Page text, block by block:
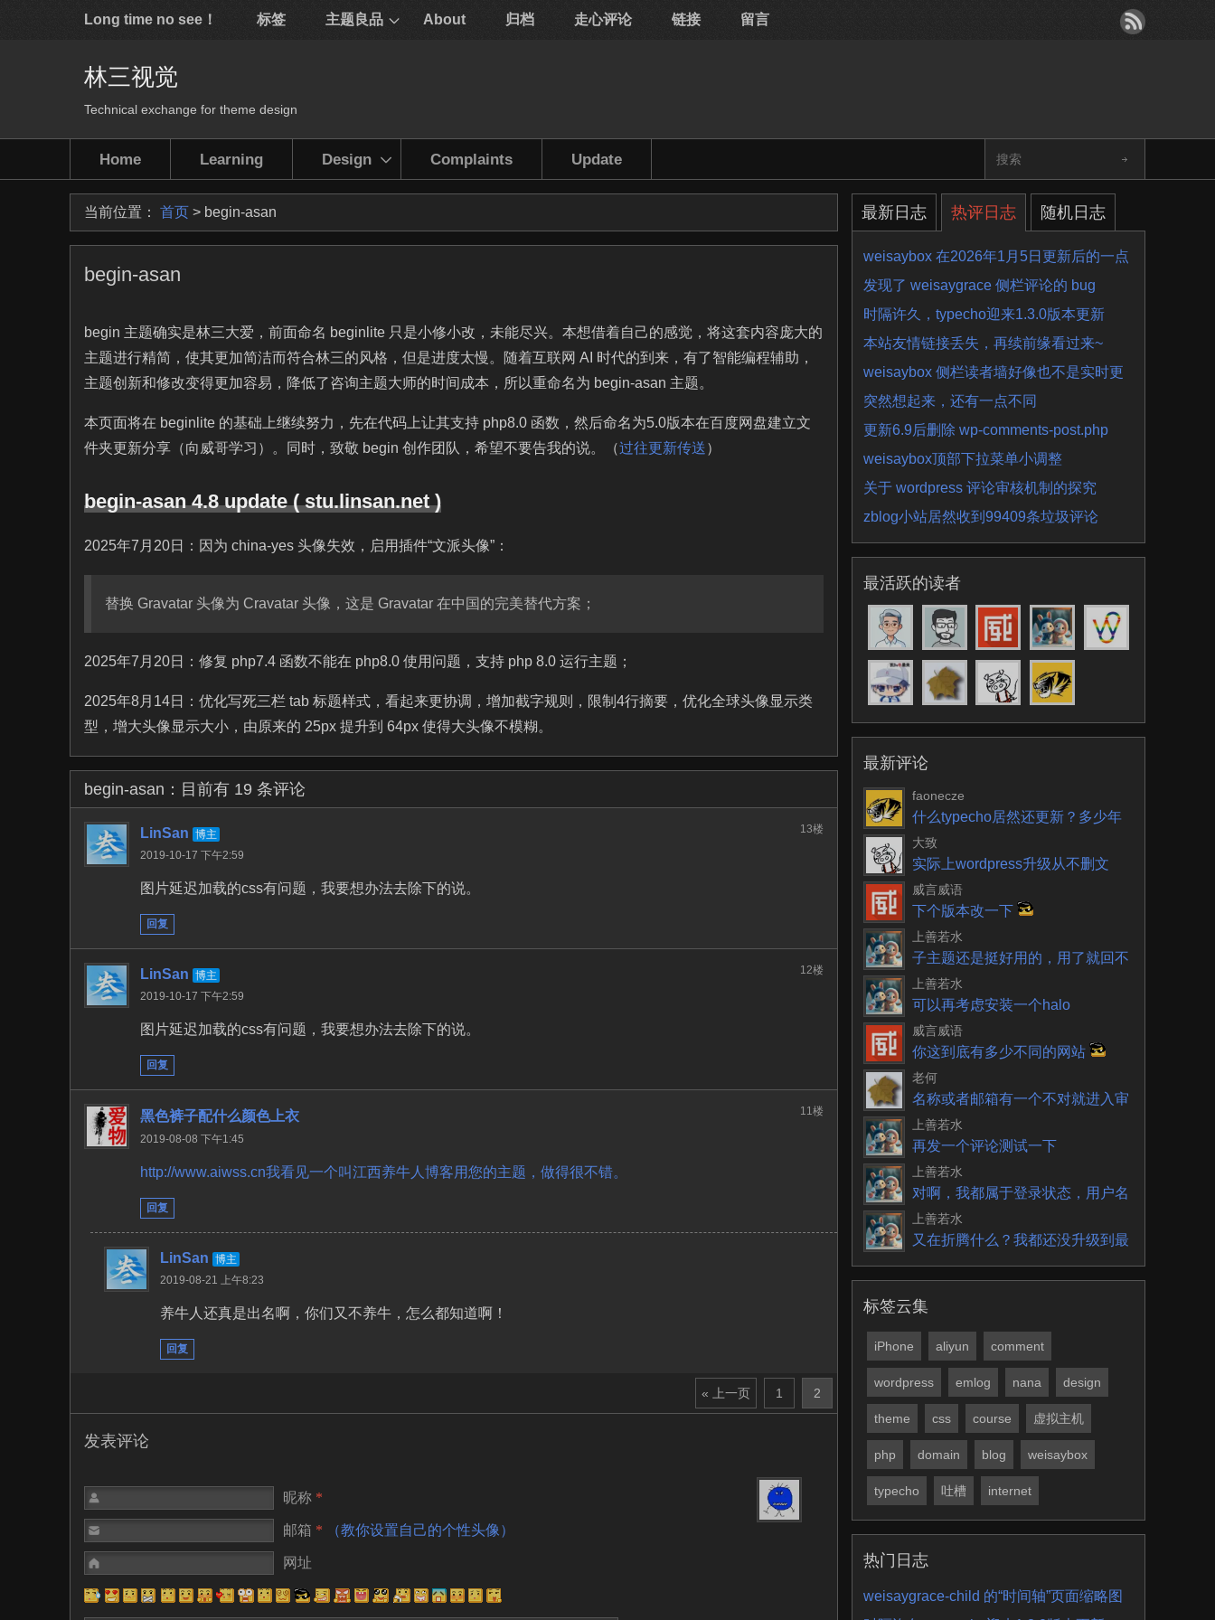
Long time no see！ 标签 主题良品 About 归档 走心评论 链接 留言
林三视觉
Technical exchange for theme design
Home Learning Design Complaints Update
当前位置： 首页 > begin-asan
begin-asan
begin 主题确实是林三大爱，前面命名 beginlite 只是小修小改，未能尽兴。本想借着自己的感觉，将这套内容庞大的
主题进行精简，使其更加简洁而符合林三的风格，但是进度太慢。随着互联网 AI 时代的到来，有了智能编程辅助，
主题创新和修改变得更加容易，降低了咨询主题大师的时间成本，所以重命名为 begin-asan 主题。
本页面将在 beginlite 的基础上继续努力，先在代码上让其支持 php8.0 函数，然后命名为5.0版本在百度网盘建立文
件夹更新分享（向威哥学习）。同时，致敬 begin 创作团队，希望不要告我的说。（过往更新传送）
begin-asan 4.8 update ( stu.linsan.net )
2025年7月20日：因为 china-yes 头像失效，启用插件“文派头像”：
替换 Gravatar 头像为 Cravatar 头像，这是 Gravatar 在中国的完美替代方案；
2025年7月20日：修复 php7.4 函数不能在 php8.0 使用问题，支持 php 8.0 运行主题；
2025年8月14日：优化写死三栏 tab 标题样式，看起来更协调，增加截字规则，限制4行摘要，优化全球头像显示类
型，增大头像显示大小，由原来的 25px 提升到 64px 使得大头像不模糊。
begin-asan： 目前有 19 条评论
13楼
LinSan 博主
2019-10-17 下午2:59
图片延迟加载的css有问题，我要想办法去除下的说。
回复
12楼
LinSan 博主
2019-10-17 下午2:59
图片延迟加载的css有问题，我要想办法去除下的说。
回复
11楼
黑色裤子配什么颜色上衣
2019-08-08 下午1:45
http://www.aiwss.cn我看见一个叫江西养牛人博客用您的主题，做得很不错。
回复
LinSan 博主
2019-08-21 上午8:23
养牛人还真是出名啊，你们又不养牛，怎么都知道啊！
回复
« 上一页 1 2
发表评论
昵称 *
邮箱 * （教你设置自己的个性头像）
网址
最新日志 热评日志 随机日志
weisaybox 在2026年1月5日更新后的一点
细节问题
发现了 weisaygrace 侧栏评论的 bug
时隔许久，typecho迎来1.3.0版本更新
本站友情链接丢失，再续前缘看过来~
weisaybox 侧栏读者墙好像也不是实时更
新的
突然想起来，还有一点不同
更新6.9后删除 wp-comments-post.php
weisaybox顶部下拉菜单小调整
关于 wordpress 评论审核机制的探究
zblog小站居然收到99409条垃圾评论
最活跃的读者
最新评论
faonecze
什么typecho居然还更新？多少年
了一直以为就
大致
实际上wordpress升级从不删文
件。不再使用
威言威语
下个版本改一下
上善若水
子主题还是挺好用的，用了就回不
去了
上善若水
可以再考虑安装一个halo
威言威语
你这到底有多少不同的网站
老何
名称或者邮箱有一个不对就进入审
核呀
上善若水
再发一个评论测试一下
上善若水
对啊，我都属于登录状态，用户名
和邮箱都没有单独输
上善若水
又在折腾什么？我都还没升级到最
标签云集
iPhone aliyun comment
wordpress emlog nana design
theme css course 虚拟主机
php domain blog weisaybox
typecho 吐槽 internet
热门日志
weisaygrace-child 的“时间轴”页面缩略图